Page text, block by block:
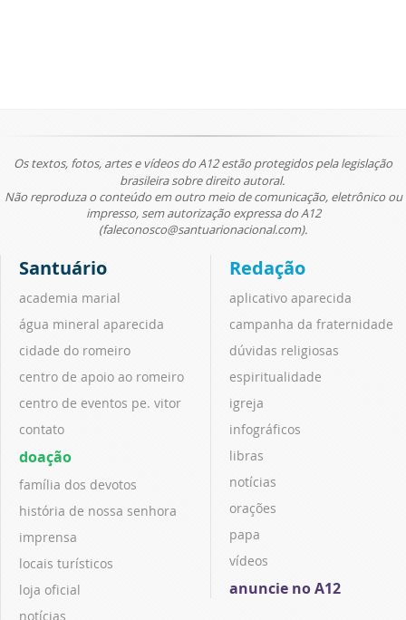
Os textos, fotos, artes e vídeos do A12 estão protegidos pela legislação
brasileira sobre direito autoral.
Não reproduza o conteúdo em outro meio de comunicação, eletrônico ou
impresso, sem autorização expressa do A12
(faleconosco@santuarionacional.com).
Santuário
academia marial
água mineral aparecida
cidade do romeiro
centro de apoio ao romeiro
centro de eventos pe. vitor
contato
doação
família dos devotos
história de nossa senhora
imprensa
locais turísticos
loja oficial
notícias
Redação
aplicativo aparecida
campanha da fraternidade
dúvidas religiosas
espiritualidade
igreja
infográficos
libras
notícias
orações
papa
vídeos
anuncie no A12